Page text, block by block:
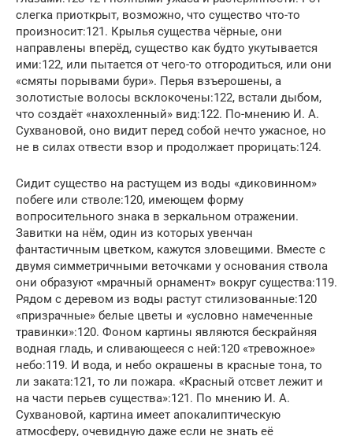
слегка приоткрыт, возможно, что существо что-то
произносит:121. Крылья существа чёрные, они
направлены вперёд, существо как будто укутывается
ими:122, или пытается от чего-то отгородиться, или они
«смяты порывами бури». Перья взъерошены, а
золотистые волосы всклокочены:122, встали дыбом,
что создаёт «нахохленный» вид:122. По-мнению И. А.
Сухвановой, оно видит перед собой нечто ужасное, но
не в силах отвести взор и продолжает прорицать:124.
Сидит существо на растущем из воды «диковинном»
побеге или стволе:120, имеющем форму
вопросительного знака в зеркальном отражении.
Завитки на нём, один из которых увенчан
фантастичным цветком, кажутся зловещими. Вместе с
двумя симметричными веточками у основания ствола
они образуют «мрачный орнамент» вокруг существа:119.
Рядом с деревом из воды растут стилизованные:120
«призрачные» белые цветы и «условно намеченные
травинки»:120. Фоном картины являются бескрайняя
водная гладь, и сливающееся с ней:120 «тревожное»
небо:119. И вода, и небо окрашены в красные тона, то
ли заката:121, то ли пожара. «Красный отсвет лежит и
на части перьев существа»:121. По мнению И. А.
Сухвановой, картина имеет апокалиптическую
атмосферу, очевидную даже если не знать её